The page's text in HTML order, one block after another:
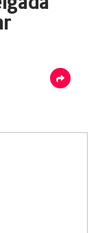
ST77 una…